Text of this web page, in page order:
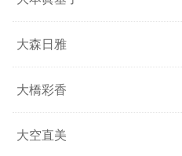
大森日雅
大橋彩香
大空直美